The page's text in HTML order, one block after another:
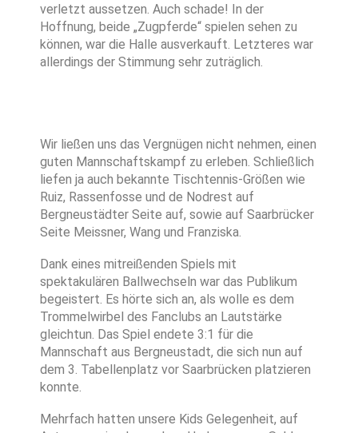
verletzt aussetzen. Auch schade! In der
Hoffnung, beide „Zugpferde“ spielen sehen zu
können, war die Halle ausverkauft. Letzteres war
allerdings der Stimmung sehr zuträglich.
Wir ließen uns das Vergnügen nicht nehmen, einen
guten Mannschaftskampf zu erleben. Schließlich
liefen ja auch bekannte Tischtennis-Größen wie
Ruiz, Rassenfosse und de Nodrest auf
Bergneustädter Seite auf, sowie auf Saarbrücker
Seite Meissner, Wang und Franziska.
Dank eines mitreißenden Spiels mit
spektakulären Ballwechseln war das Publikum
begeistert. Es hörte sich an, als wolle es dem
Trommelwirbel des Fanclubs an Lautstärke
gleichtun. Das Spiel endete 3:1 für die
Mannschaft aus Bergneustadt, die sich nun auf
dem 3. Tabellenplatz vor Saarbrücken platzieren
konnte.
Mehrfach hatten unsere Kids Gelegenheit, auf